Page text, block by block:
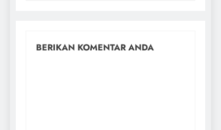
BERIKAN KOMENTAR ANDA